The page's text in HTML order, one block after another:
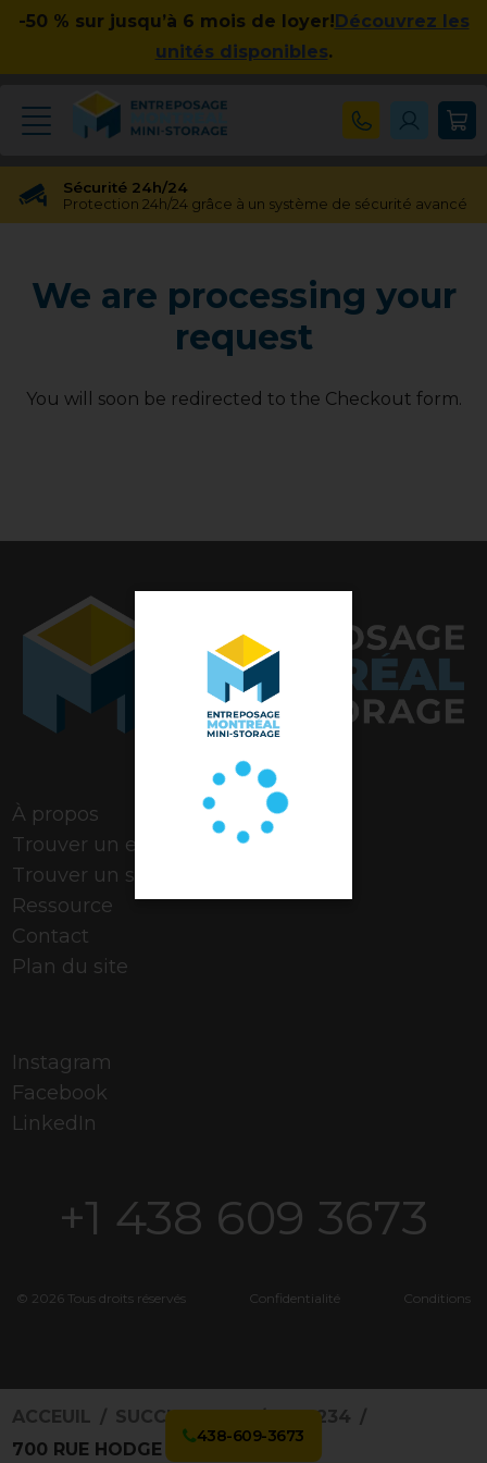
-50 % sur jusqu’à 6 mois de loyer!Découvrez les
unités disponibles.
Sécurité 24h/24
Protection 24h/24 grâce à un système de sécurité avancé
Transfert gratuit d'unité
Vous avez besoin d'une taille différente ? Pas de souci !
Pas d'engagement à long terme
We are processing your
request
You will soon be redirected to the Checkout form.
À propos
Trouver un espace
Trouver un stationnement
Ressource
Contact
Plan du site
Instagram
Facebook
LinkedIn
+1 438 609 3673
© 2026 Tous droits réservés Confidentialité Conditions
438-609-3673
ACCEUIL SUCCURSALES
3169234
700 RUE HODGE